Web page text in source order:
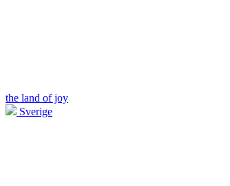
the land of joy
Sverige